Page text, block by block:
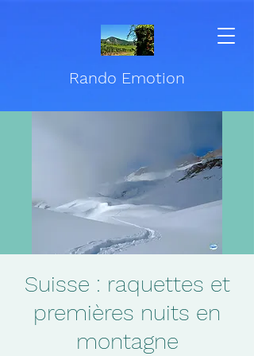
Rando Emotion
Suisse : raquettes et
premières nuits en
montagne